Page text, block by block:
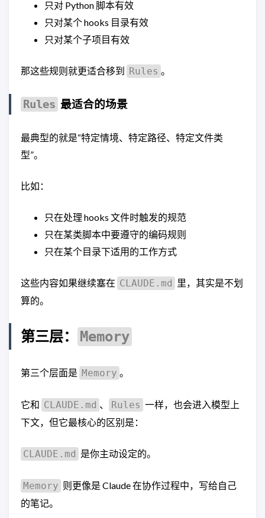
只对 Python 脚本有效
只对某个 hooks 目录有效
只对某个子项目有效
那这些规则就更适合移到 Rules 。
Rules 最适合的场景
最典型的就是“特定情境、特定路径、特定文件类
型”。
比如：
只在处理 hooks 文件时触发的规范
只在某类脚本中要遵守的编码规则
只在某个目录下适用的工作方式
这些内容如果继续塞在 CLAUDE.md 里，其实是不划
算的。
第三层： Memory
第三个层面是 Memory 。
它和 CLAUDE.md 、 Rules 一样，也会进入模型上
下文，但它最核心的区别是：
CLAUDE.md 是你主动设定的。
Memory 则更像是 Claude 在协作过程中，写给自己
的笔记。